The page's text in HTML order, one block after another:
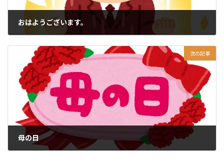
おはようございます。
次の記事
母の日